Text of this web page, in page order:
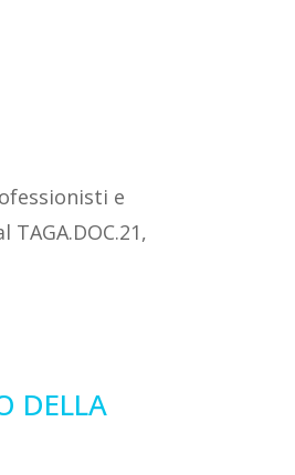
e
DELLA